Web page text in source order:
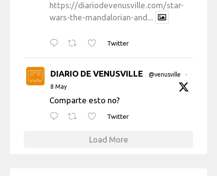
https://diariodevenusville.com/star-
wars-the-mandalorian-and...
Twitter
DIARIO DE VENUSVILLE @venusville
·
8 May
Comparte esto no?
Twitter
Load More